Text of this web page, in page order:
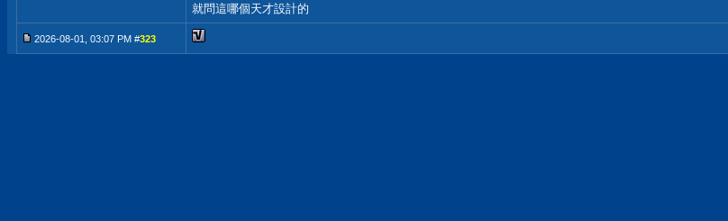
就問這哪個天才設計的
2026-08-01, 03:07 PM #323